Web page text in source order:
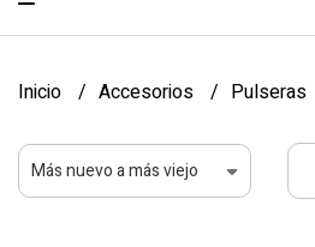
Inicio Accesorios Pulseras